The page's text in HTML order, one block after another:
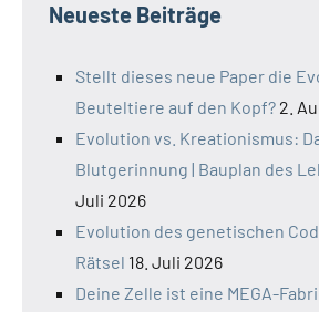
Neueste Beiträge
Stellt dieses neue Paper die
Beuteltiere auf den Kopf? 2.
Evolution vs. Kreationismus:
Blutgerinnung | Bauplan des
Juli 2026
Evolution des genetischen
Rätsel 18. Juli 2026
Deine Zelle ist eine MEGA-